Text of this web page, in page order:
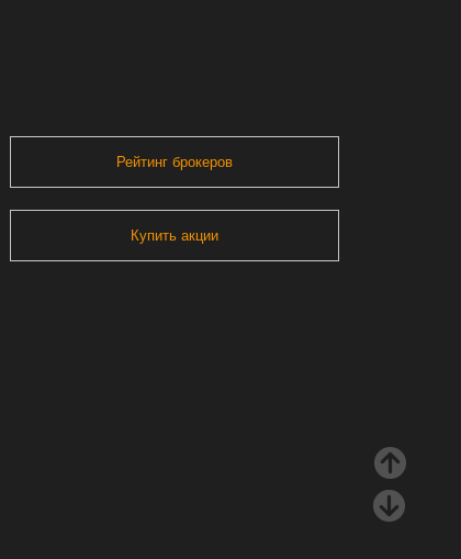
Рейтинг брокеров
Купить акции